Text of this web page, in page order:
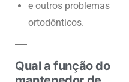
e outros problemas
ortodônticos.
Qual a função do